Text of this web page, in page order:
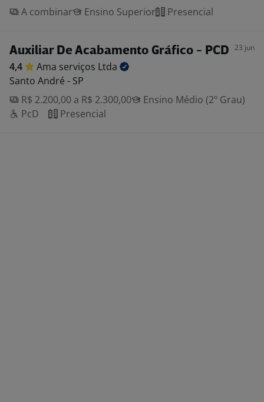
A combinar Ensino Superior Presencial
Auxiliar De Acabamento Gráfico - PCD 23 jun
4,4 Ama serviços Ltda
Santo André - SP
R$ 2.200,00 a R$ 2.300,00
Ensino Médio (2º Grau)
PcD
Presencial